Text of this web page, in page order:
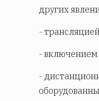
других
-
- включением
-